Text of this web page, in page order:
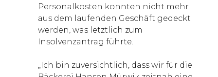
Personalkosten konnten nicht mehr
aus dem laufenden Geschäft gedeckt
werden, was letztlich zum
Insolvenzantrag führte.
„Ich bin zuversichtlich, dass wir für die